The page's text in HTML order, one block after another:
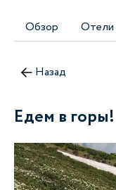
Обзор Отели
Назад
Едем в горы!